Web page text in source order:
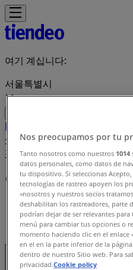
여기 계십니다:
서울특별시
Featured
·서비스·가구패션·신발·악세서
감
서점·문화센터·여행자동차·
이용 약관
tiendeo»
이용 약관
Nos preocupamos por tu
Tanto nosotros como nuestros 1014
datos personales, como datos de
tu dispositivo. Si seleccionas
tecnologías de rastreo apoyen los
«nosotros y nuestros socios
deshabilitan los rastreadores, parte
podrían dejar de ser relevantes para
menú para cambiar tus opciones o
momento haciendo clic en el enlace
en el en la parte inferior de la
dentro de nuestro Sitio web. Para
privacidad.Cookie policy